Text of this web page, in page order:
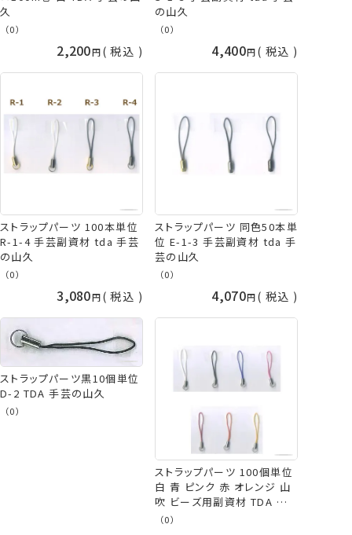
久
（0）
2,200 税込
の山久
（0）
4,400 税込
ストラップパーツ 100本単位
R-1-4 手芸副資材 tda 手芸
の山久
（0）
3,080 税込
ストラップパーツ 同色50本単
位 E-1-3 手芸副資材 tda 手
芸の山久
（0）
4,070 税込
ストラップパーツ黒10個単位
D-2 TDA 手芸の山久
（0）
ストラップパーツ 100個単位
白 青 ピンク 赤 オレンジ 山
吹 ビーズ用副資材 TDA 手
芸の山久
（0）